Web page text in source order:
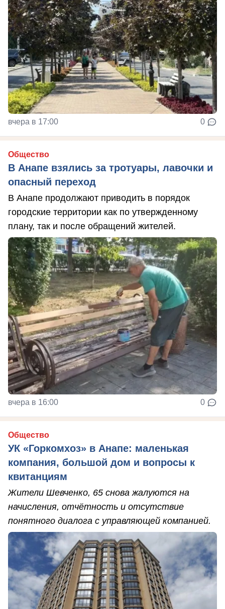
вчера в 17:00 0
Общество
В Анапе взялись за тротуары, лавочки и
опасный переход
В Анапе продолжают приводить в порядок
городские территории как по утвержденному
плану, так и после обращений жителей.
вчера в 16:00 0
Общество
УК «Горкомхоз» в Анапе: маленькая
компания, большой дом и вопросы к
квитанциям
Жители Шевченко, 65 снова жалуются на
начисления, отчётность и отсутствие
понятного диалога с управляющей компанией.